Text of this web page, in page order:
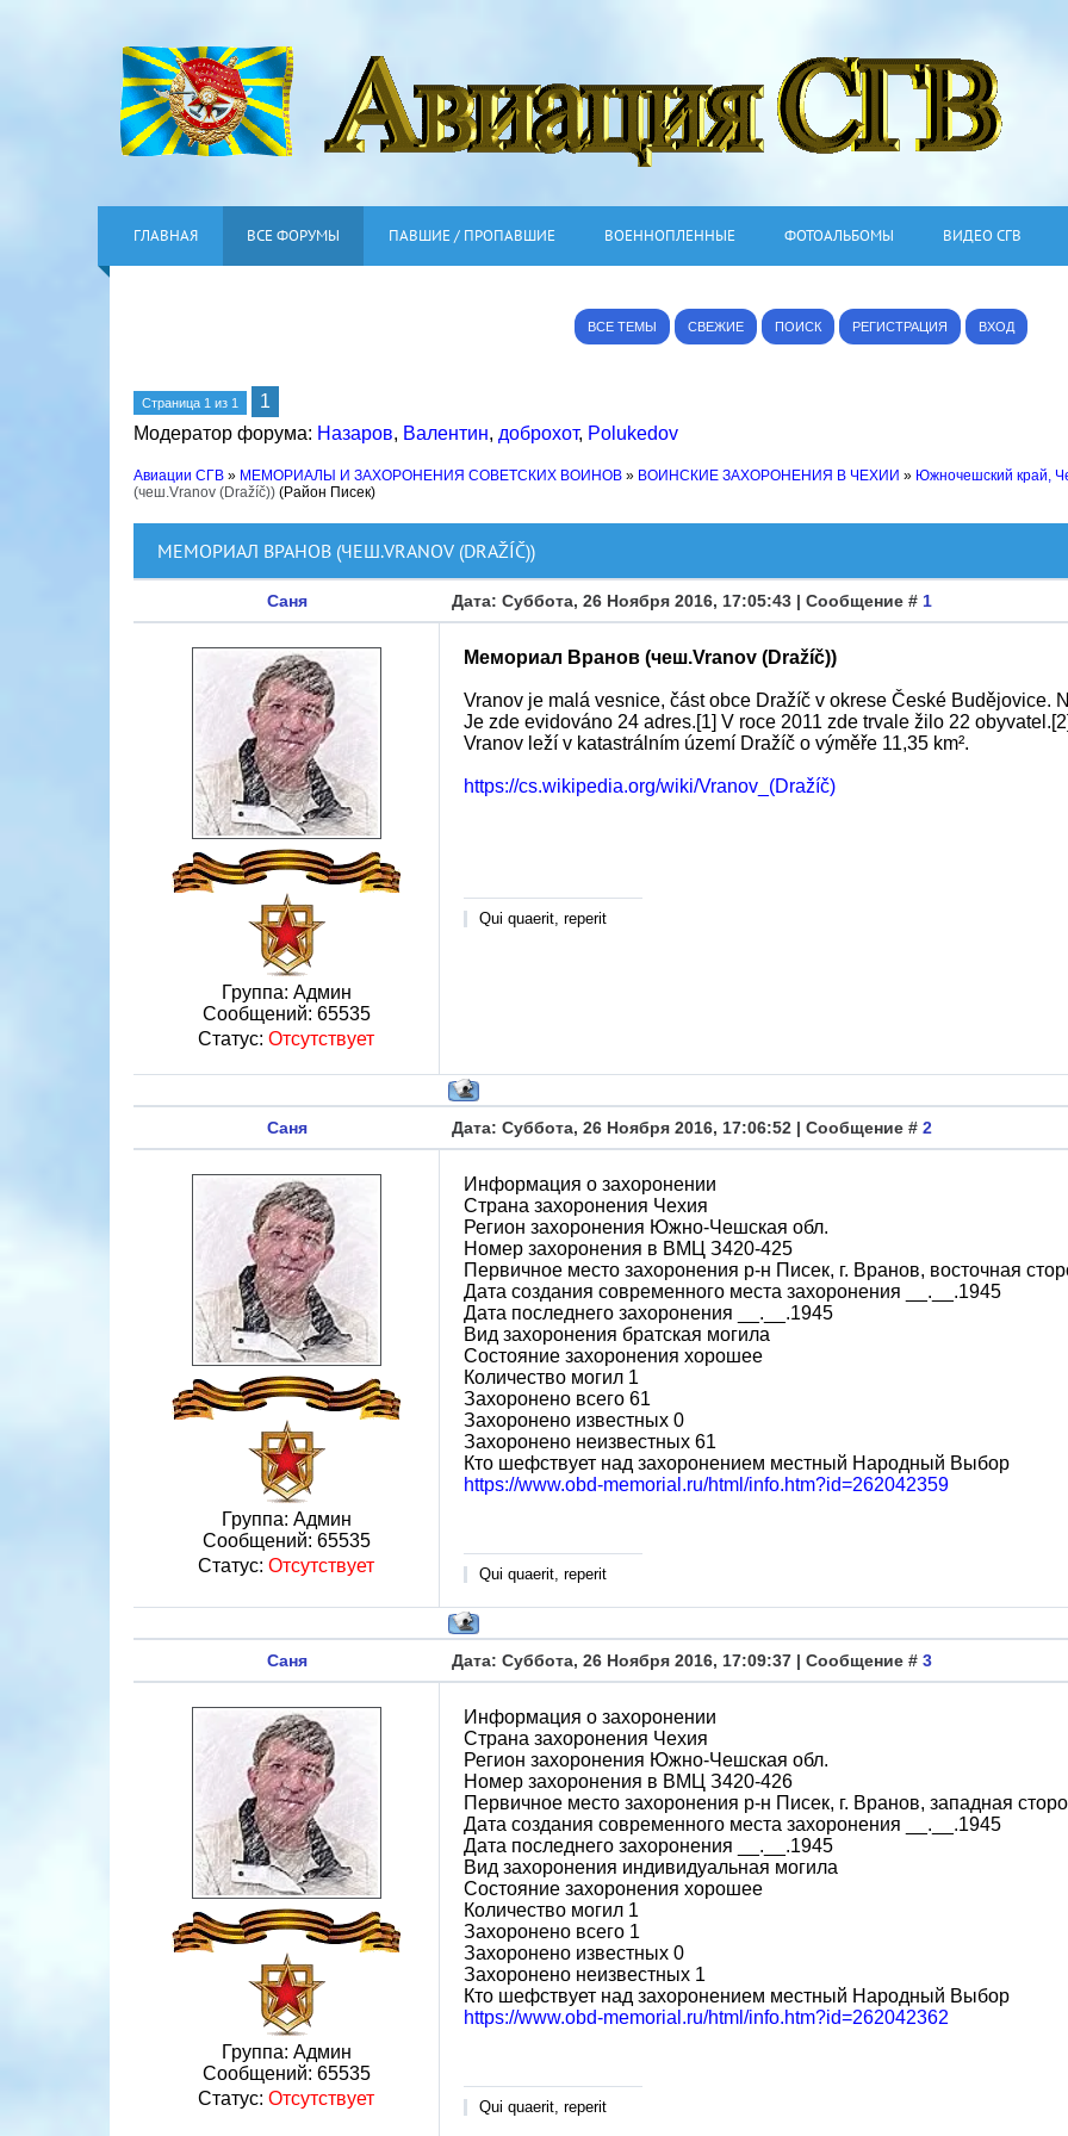
ГЛАВНАЯ ВСЕ ФОРУМЫ ПАВШИЕ / ПРОПАВШИЕ ВОЕННОПЛЕННЫЕ ФОТОАЛЬБОМЫ ВИДЕО СГВ
ВСЕ ТЕМЫ СВЕЖИЕ ПОИСК РЕГИСТРАЦИЯ ВХОД
Страница 1 из 1
1
Модератор форума: Назаров, Валентин, доброхот, Polukedov
Авиации СГВ » МЕМОРИАЛЫ И ЗАХОРОНЕНИЯ СОВЕТСКИХ ВОИНОВ » ВОИНСКИЕ ЗАХОРОНЕНИЯ В ЧЕХИИ » Южночешский край,
(чеш.Vranov (Dražíč)) (Район Писек)
МЕМОРИАЛ ВРАНОВ (ЧЕШ.VRANOV (DRAŽÍČ))
Саня Дата: Суббота, 26 Ноября 2016, 17:05:43 | Сообщение # 1
Группа: Админ
Сообщений: 65535
Статус: Отсутствует
Мемориал Вранов (чеш.Vranov (Dražíč))
Vranov je malá vesnice, část obce Dražíč v okrese České Budějovice.
Je zde evidováno 24 adres.[1] V roce 2011 zde trvale žilo 22
Vranov leží v katastrálním území Dražíč o výměře 11,35 km².
https://cs.wikipedia.org/wiki/Vranov_(Dražíč)
Qui quaerit, reperit
Саня Дата: Суббота, 26 Ноября 2016, 17:06:52 | Сообщение # 2
Группа: Админ
Сообщений: 65535
Статус: Отсутствует
Информация о захоронении
Страна захоронения Чехия
Регион захоронения Южно-Чешская обл.
Номер захоронения в ВМЦ З420-425
Первичное место захоронения р-н Писек, г. Вранов, восточная
Дата создания современного места захоронения __.__.1945
Дата последнего захоронения __.__.1945
Вид захоронения братская могила
Состояние захоронения хорошее
Количество могил 1
Захоронено всего 61
Захоронено известных 0
Захоронено неизвестных 61
Кто шефствует над захоронением местный Народный Выбор
https://www.obd-memorial.ru/html/info.htm?id=262042359
Qui quaerit, reperit
Саня Дата: Суббота, 26 Ноября 2016, 17:09:37 | Сообщение # 3
Группа: Админ
Сообщений: 65535
Статус: Отсутствует
Информация о захоронении
Страна захоронения Чехия
Регион захоронения Южно-Чешская обл.
Номер захоронения в ВМЦ З420-426
Первичное место захоронения р-н Писек, г. Вранов, западная
Дата создания современного места захоронения __.__.1945
Дата последнего захоронения __.__.1945
Вид захоронения индивидуальная могила
Состояние захоронения хорошее
Количество могил 1
Захоронено всего 1
Захоронено известных 0
Захоронено неизвестных 1
Кто шефствует над захоронением местный Народный Выбор
https://www.obd-memorial.ru/html/info.htm?id=262042362
Qui quaerit, reperit